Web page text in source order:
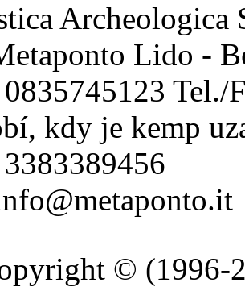
Archeologica
Lido -
Tel./
kdy je kemp
© (1996-